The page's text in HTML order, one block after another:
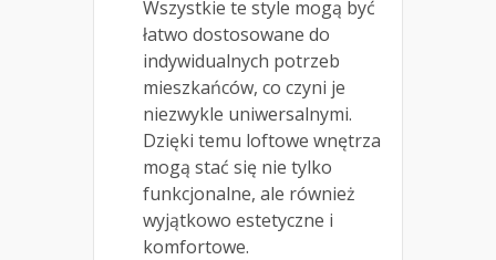
Wszystkie te style mogą być
łatwo dostosowane do
indywidualnych potrzeb
mieszkańców, co czyni je
niezwykle uniwersalnymi.
Dzięki temu loftowe wnętrza
mogą stać się nie tylko
funkcjonalne, ale również
wyjątkowo estetyczne i
komfortowe.